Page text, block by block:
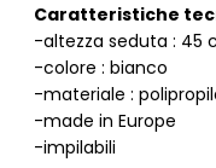
Caratteristiche
-altezza seduta : 45
-colore : bianco
-materiale :
-made in Europe
-impilabili